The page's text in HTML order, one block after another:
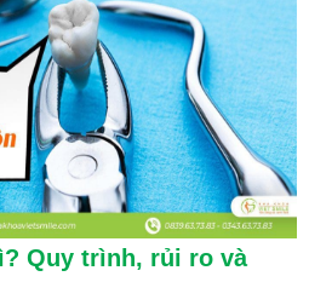
Quy trình, rủi ro và